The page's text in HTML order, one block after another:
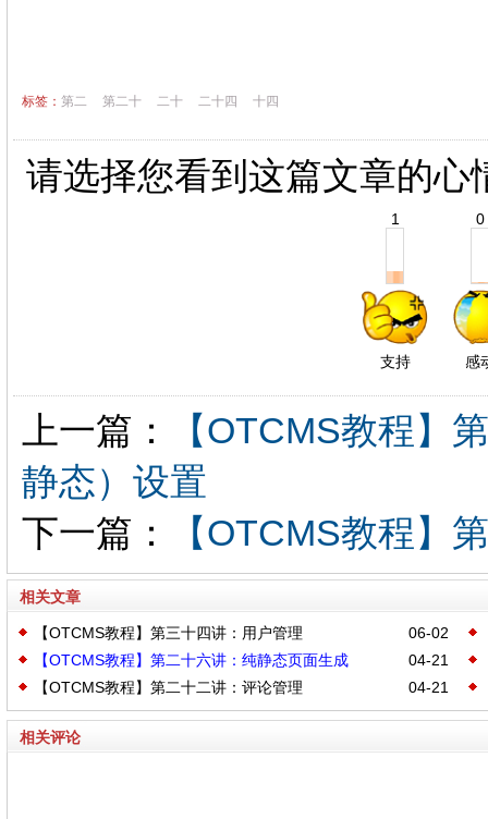
标签： 第二 第二十 二十 二十四 十四
请选择您看到这篇文章的心
1
支持
0
感
上一篇：
【OTCMS教程】
静态）设置
下一篇：
【OTCMS教程】
相关文章
06-02
【OTCMS教程】第三十四讲：用户管理
04-21
【OTCMS教程】第二十六讲：纯静态页面生成
04-21
【OTCMS教程】第二十二讲：评论管理
相关评论